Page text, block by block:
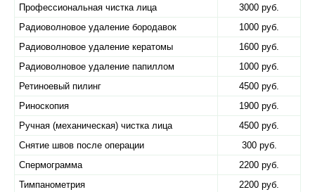
Профессиональная чистка лица
3000 руб.
Радиоволновое удаление бородавок
1000 руб.
Радиоволновое удаление кератомы
1600 руб.
Радиоволновое удаление папиллом
1000 руб.
Ретиноевый пилинг
4500 руб.
Риноскопия
1900 руб.
Ручная (механическая) чистка лица
4500 руб.
Снятие швов после операции
300 руб.
Спермограмма
2200 руб.
Тимпанометрия
2200 руб.